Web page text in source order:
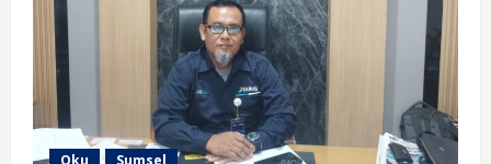
Oku Sumsel